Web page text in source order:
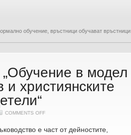
обучение връстници обучават връстници
в модел
и християнските
COMMENTS OFFON
В
е част от дейностите,